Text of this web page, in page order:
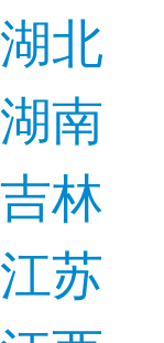
湖北
湖南
吉林
江苏